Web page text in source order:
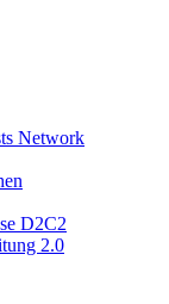
Network
D2C2
2.0